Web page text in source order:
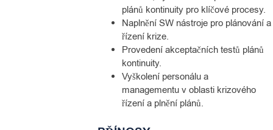
plánů kontinuity pro klíčové procesy.
Naplnění SW nástroje pro plánování a
řízení krize.
Provedení akceptačních testů plánů
kontinuity.
Vyškolení personálu a
managementu v oblasti krizového
řízení a plnění plánů.